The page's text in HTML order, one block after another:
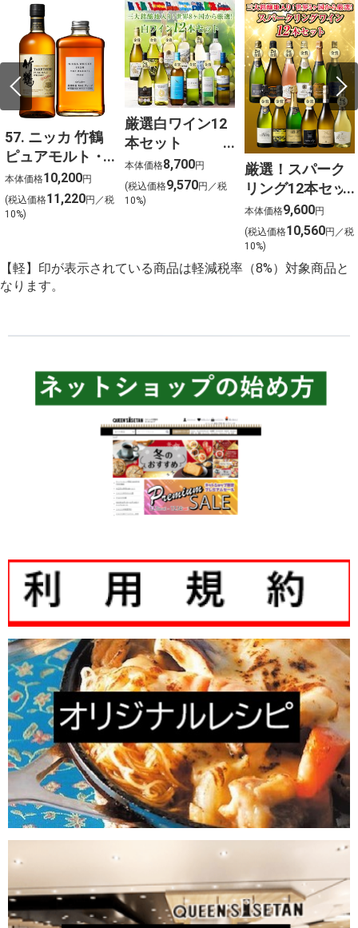
57. ニッカ 竹鶴
ピュアモルト・
フロムザバレル
ウイスキー2本セ
ット【北海道ご
本体価格10,200円
(税込価格11,220円／税
10%)
厳選白ワイン12
本セット
750ml×12
本体価格8,700円
(税込価格9,570円／税
10%)
厳選！スパーク
リング12本セッ
ト 金賞受賞ワイ
ンを含む１２本
を選びました！
本体価格9,600円
(税込価格10,560円／税
10%)
【軽】印が表示されている商品は軽減税率（8%）対象商品と
なります。